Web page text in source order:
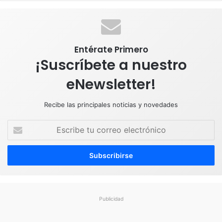
n
Entérate Primero
¡Suscríbete a nuestro
eNewsletter!
Recibe las principales noticias y novedades
c
i
Publicidad